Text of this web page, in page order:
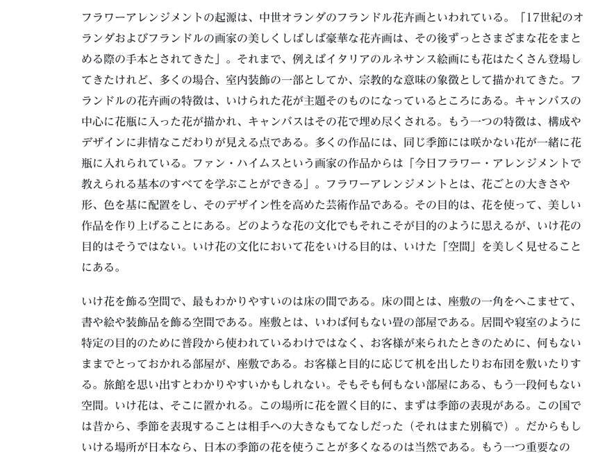
フラワーアレンジメントの起源は、中世オランダのフランドル花卉画といわれている。「17世紀のオ
ランダおよびフランドルの画家の美しくしばしば豪華な花卉画は、その後ずっとさまざまな花をまと
める際の手本とされてきた」。それまで、例えばイタリアのルネサンス絵画にも花はたくさん登場し
てきたけれど、多くの場合、室内装飾の一部としてか、宗教的な意味の象徴として描かれてきた。フ
ランドルの花卉画の特徴は、いけられた花が主題そのものになっているところにある。キャンバスの
中心に花瓶に入った花が描かれ、キャンバスはその花で埋め尽くされる。もう一つの特徴は、構成や
デザインに非情なこだわりが見える点である。多くの作品には、同じ季節には咲かない花が一緒に花
瓶に入れられている。ファン・ハイムスという画家の作品からは「今日フラワー・アレンジメントで
教えられる基本のすべてを学ぶことができる」。フラワーアレンジメントとは、花ごとの大きさや
形、色を基に配置をし、そのデザイン性を高めた芸術作品である。その目的は、花を使って、美しい
作品を作り上げることにある。どのような花の文化でもそれこそが目的のように思えるが、いけ花の
目的はそうではない。いけ花の文化において花をいける目的は、いけた「空間」を美しく見せること
にある。
いけ花を飾る空間で、最もわかりやすいのは床の間である。床の間とは、座敷の一角をへこませて、
書や絵や装飾品を飾る空間である。座敷とは、いわば何もない畳の部屋である。居間や寝室のように
特定の目的のために普段から使われているわけではなく、お客様が来られたときのために、何もない
ままでとっておかれる部屋が、座敷である。お客様と目的に応じて机を出したりお布団を敷いたりす
る。旅館を思い出すとわかりやすいかもしれない。そもそも何もない部屋にある、もう一段何もない
空間。いけ花は、そこに置かれる。この場所に花を置く目的に、まずは季節の表現がある。この国で
は昔から、季節を表現することは相手への大きなもてなしだった（それはまた別稿で）。だからもし
いける場所が日本なら、日本の季節の花を使うことが多くなるのは当然である。もう一つ重要なの